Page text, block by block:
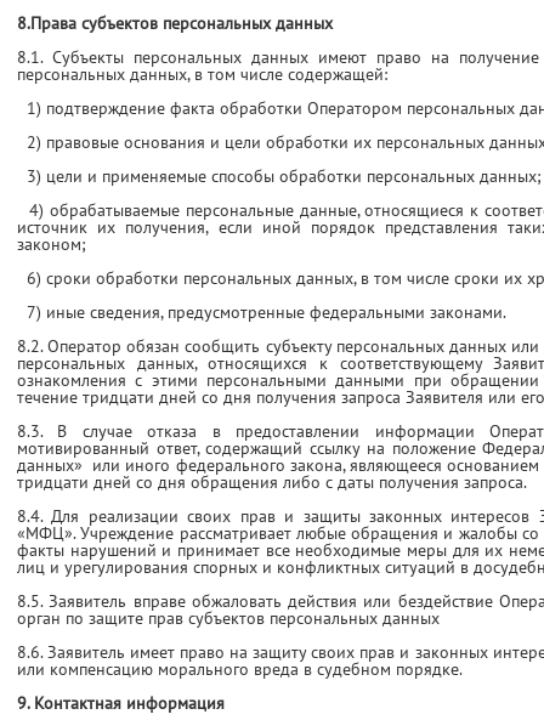
8.Права субъектов персональных данных
8.1. Субъекты персональных данных имеют право на
персональных данных, в том числе содержащей:
1) подтверждение факта обработки Оператором персональных
2) правовые основания и цели обработки их персональных
3) цели и применяемые способы обработки персональных данных;
4) обрабатываемые персональные данные, относящиеся к
источник их получения, если иной порядок представления
законом;
6) сроки обработки персональных данных, в том числе сроки их
7) иные сведения, предусмотренные федеральными законами.
8.2. Оператор обязан сообщить субъекту персональных данных
персональных данных, относящихся к соответствующему
ознакомления с этими персональными данными при обращении
течение тридцати дней со дня получения запроса Заявителя или
8.3. В случае отказа в предоставлении информации
мотивированный ответ, содержащий ссылку на положение
данных» или иного федерального закона, являющееся
тридцати дней со дня обращения либо с даты получения запроса.
8.4. Для реализации своих прав и защиты законных интересов
«МФЦ». Учреждение рассматривает любые обращения и жалобы со
факты нарушений и принимает все необходимые меры для их
лиц и урегулирования спорных и конфликтных ситуаций в
8.5. Заявитель вправе обжаловать действия или бездействие
орган по защите прав субъектов персональных данных
8.6. Заявитель имеет право на защиту своих прав и законных
или компенсацию морального вреда в судебном порядке.
9. Контактная информация